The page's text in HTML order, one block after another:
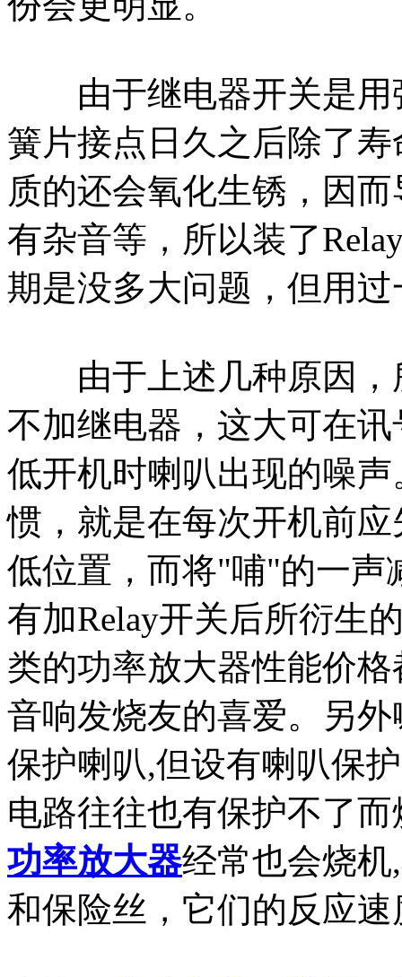
由于继电器开关是用
簧片接点日久之后除了
质的还会氧化生锈，因
有杂音等，所以装了
期是没多大问题，但用
由于上述几种原因，
不加继电器，这大可在
低开机时喇叭出现的噪
惯，就是在每次开机前
低位置，而将"哺"的一声
有加Relay开关后所衍生
类的功率放大器性能价
音响发烧友的喜爱。另
保护喇叭,但设有喇叭保
电路往往也有保护不了
功率放大器经常也会烧
和保险丝，它们的反应